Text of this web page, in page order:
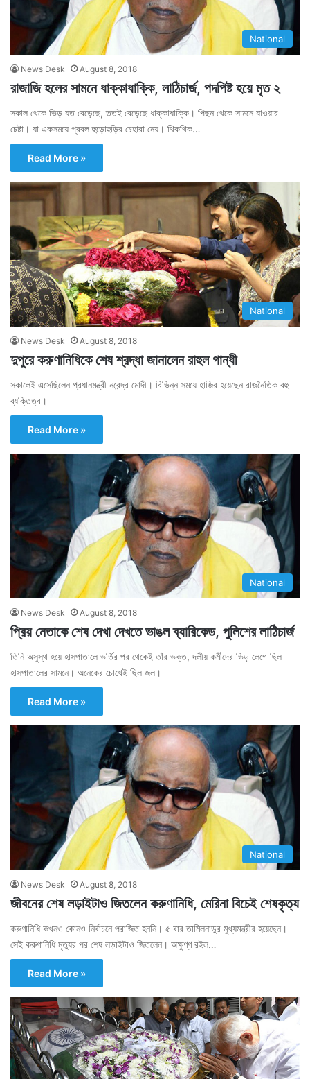
National
News Desk August 8, 2018
রাজাজি হলের সামনে ধাক্কাধাক্কি, লাঠিচার্জ, পদপিষ্ট হয়ে মৃত ২
সকাল থেকে ভিড় যত বেড়েছে, ততই বেড়েছে ধাক্কাধাক্কি। পিছন থেকে সামনে যাওয়ার
চেষ্টা। যা একসময়ে প্রবল হুড়োহুড়ির চেহারা নেয়। থিকথিক…
Read More »
National
News Desk August 8, 2018
দুপুরে করুণানিধিকে শেষ শ্রদ্ধা জানালেন রাহুল গান্ধী
সকালেই এসেছিলেন প্রধানমন্ত্রী নরেন্দ্র মোদী। বিভিন্ন সময়ে হাজির হয়েছেন রাজনৈতিক বহু
ব্যক্তিত্ব।
Read More »
National
News Desk August 8, 2018
প্রিয় নেতাকে শেষ দেখা দেখতে ভাঙল ব্যারিকেড, পুলিশের লাঠিচার্জ
তিনি অসুস্থ হয়ে হাসপাতালে ভর্তির পর থেকেই তাঁর ভক্ত, দলীয় কর্মীদের ভিড় লেগে ছিল
হাসপাতালের সামনে। অনেকের চোখেই ছিল জল।
Read More »
National
News Desk August 8, 2018
জীবনের শেষ লড়াইটাও জিতলেন করুণানিধি, মেরিনা বিচেই শেষকৃত্য
করুণানিধি কখনও কোনও নির্বাচনে পরাজিত হননি। ৫ বার তামিলনাড়ুর মুখ্যমন্ত্রীর হয়েছেন।
সেই করুণানিধি মৃত্যুর পর শেষ লড়াইটাও জিতলেন। অক্ষুণ্ণ রইল…
Read More »